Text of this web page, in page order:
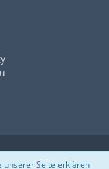
Impressum
Datenschutz
Nutzungsbestimmungen
unserer Seite erklären